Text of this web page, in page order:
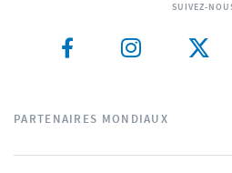
SUIVEZ-
PARTENAIRES MONDIAUX